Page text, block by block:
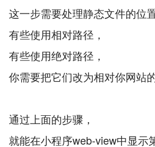
这一步需要处理静态文件的位
有些使用相对路径，
有些使用绝对路径，
你需要把它们改为相对你网站的
通过上面的步骤，
就能在小程序web-view中显示